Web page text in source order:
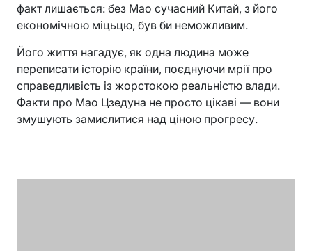
факт лишається: без Мао сучасний Китай, з його
економічною міцьцю, був би неможливим.
Його життя нагадує, як одна людина може
переписати історію країни, поєднуючи мрії про
справедливість із жорстокою реальністю влади.
Факти про Мао Цзедуна не просто цікаві — вони
змушують замислитися над ціною прогресу.